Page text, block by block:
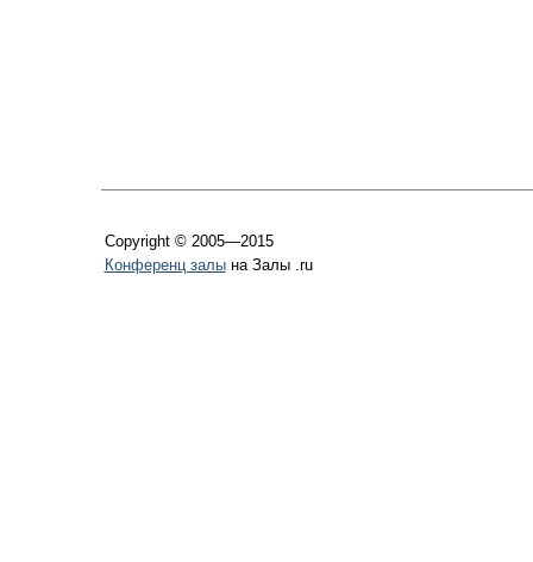
Copyright © 2005—2015
Конференц залына Залы .ru